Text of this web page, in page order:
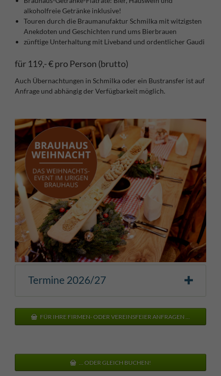
alkoholfreie Getränke inklusive!
Touren durch die Braumanufaktur Schmilka mit witzigsten
Anekdoten und Geschichten rund ums Bierbrauen
zünftige Unterhaltung mit Liveband und ordentlicher Gaudi
für 119,- € pro Person (brutto)
Auch Übernachtungen in Schmilka oder ein Bustransfer ist auf
Anfrage und abhängig der Verfügbarkeit möglich.
Termine 2026/27
FÜR IHRE FIRMEN- ODER VEREINSFEIER ANFRAGEN ...
... ODER GLEICH BUCHEN!